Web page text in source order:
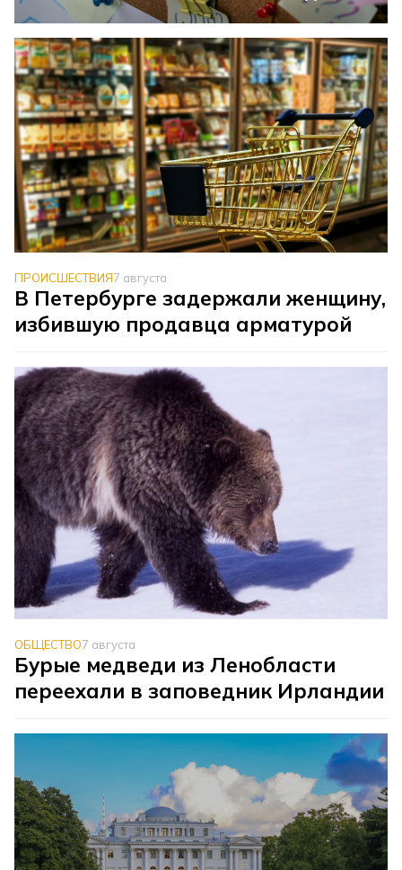
ПРОИСШЕСТВИЯ7 августа
В Петербурге задержали женщину,
избившую продавца арматурой
ОБЩЕСТВО7 августа
Бурые медведи из Ленобласти
переехали в заповедник Ирландии